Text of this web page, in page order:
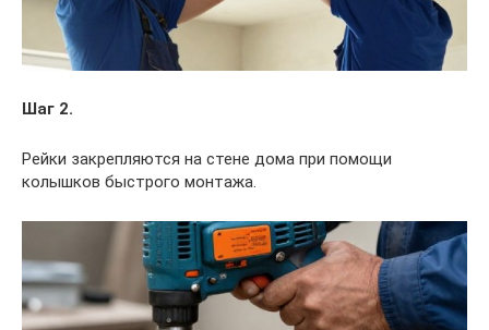
Шаг 2.
Рейки закрепляются на стене дома при помощи
колышков быстрого монтажа.